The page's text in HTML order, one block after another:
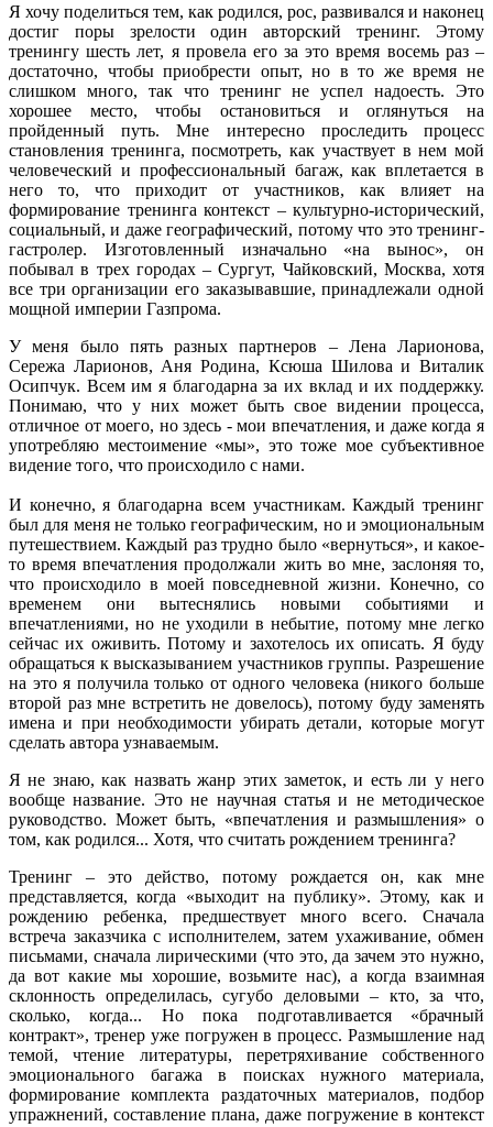
Я хочу поделиться тем, как родился, рос, развивался и наконец
достиг поры зрелости один авторский тренинг. Этому
тренингу шесть лет, я провела его за это время восемь раз –
достаточно, чтобы приобрести опыт, но в то же время не
слишком много, так что тренинг не успел надоесть. Это
хорошее место, чтобы остановиться и оглянуться на
пройденный путь. Мне интересно проследить процесс
становления тренинга, посмотреть, как участвует в нем мой
человеческий и профессиональный багаж, как вплетается в
него то, что приходит от участников, как влияет на
формирование тренинга контекст – культурно-исторический,
социальный, и даже географический, потому что это тренинг-
гастролер. Изготовленный изначально «на вынос», он
побывал в трех городах – Сургут, Чайковский, Москва, хотя
все три организации его заказывавшие, принадлежали одной
мощной империи Газпрома.
У меня было пять разных партнеров – Лена Ларионова,
Сережа Ларионов, Аня Родина, Ксюша Шилова и Виталик
Осипчук. Всем им я благодарна за их вклад и их поддержку.
Понимаю, что у них может быть свое видении процесса,
отличное от моего, но здесь - мои впечатления, и даже когда я
употребляю местоимение «мы», это тоже мое субъективное
видение того, что происходило с нами.
И конечно, я благодарна всем участникам. Каждый тренинг
был для меня не только географическим, но и эмоциональным
путешествием. Каждый раз трудно было «вернуться», и какое-
то время впечатления продолжали жить во мне, заслоняя то,
что происходило в моей повседневной жизни. Конечно, со
временем они вытеснялись новыми событиями и
впечатлениями, но не уходили в небытие, потому мне легко
сейчас их оживить. Потому и захотелось их описать. Я буду
обращаться к высказыванием участников группы. Разрешение
на это я получила только от одного человека (никого больше
второй раз мне встретить не довелось), потому буду заменять
имена и при необходимости убирать детали, которые могут
сделать автора узнаваемым.
Я не знаю, как назвать жанр этих заметок, и есть ли у него
вообще название. Это не научная статья и не методическое
руководство. Может быть, «впечатления и размышления» о
том, как родился... Хотя, что считать рождением тренинга?
Тренинг – это действо, потому рождается он, как мне
представляется, когда «выходит на публику». Этому, как и
рождению ребенка, предшествует много всего. Сначала
встреча заказчика с исполнителем, затем ухаживание, обмен
письмами, сначала лирическими (что это, да зачем это нужно,
да вот какие мы хорошие, возьмите нас), а когда взаимная
склонность определилась, сугубо деловыми – кто, за что,
сколько, когда... Но пока подготавливается «брачный
контракт», тренер уже погружен в процесс. Размышление над
темой, чтение литературы, перетряхивание собственного
эмоционального багажа в поисках нужного материала,
формирование комплекта раздаточных материалов, подбор
упражнений, составление плана, даже погружение в контекст